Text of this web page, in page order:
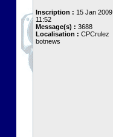
Inscription : 15 Jan 2009,
11:52
Message(s) : 3688
Localisation : CPCrulez
botnews